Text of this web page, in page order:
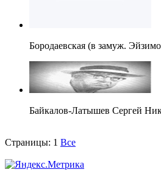
Бородаевская (в замуж.
Байкалов-Латышев Сергей
Страницы: 1 Все